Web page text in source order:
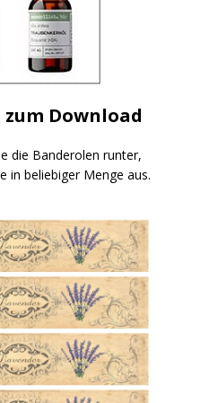
Download
die Banderolen runter,
in beliebiger Menge aus.